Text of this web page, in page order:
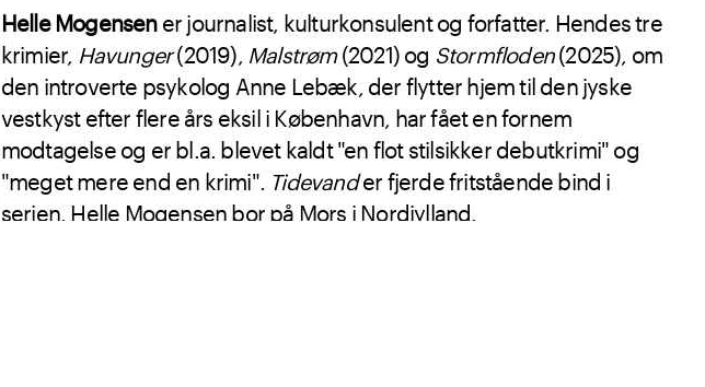
Helle Mogensener journalist, kulturkonsulent og forfatter. Hendes tre
krimier, Havunger(2019), Malstrøm(2021) og Stormfloden(2025), om
den introverte psykolog Anne Lebæk, der flytter hjem til den jyske
vestkyst efter flere års eksil i København, har fået en fornem
modtagelse og er bl.a. blevet kaldt "en flot stilsikker debutkrimi" og
"meget mere end en krimi". Tidevander fjerde fritstående bind i
serien. Helle Mogensen bor på Mors i Nordjylland.